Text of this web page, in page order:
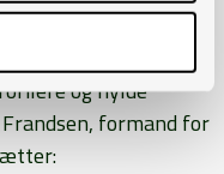
kok, der benytter
og hylde
formand for